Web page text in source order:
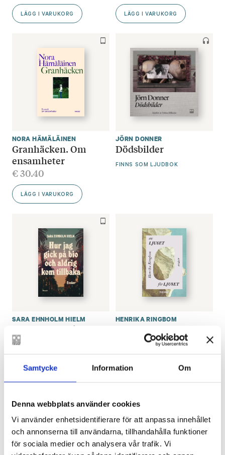
Samtycke Information Om
Denna webbplats använder cookies
Vi använder enhetsidentifierare för att anpassa innehållet
och annonserna till användarna, tillhandahålla funktioner
för sociala medier och analysera vår trafik. Vi
LÄGG I VARUKORG LÄGG I VARUKORG
NORA HÄMÄLÄINEN
Granhäcken. Om
ensamheter
€30.40
LÄGG I VARUKORG
JÖRN DONNER
Dödsbilder
FINNS SOM LJUDBOK
SARA EHNHOLM HIELM
Hur jag gick på bio
och aldrig kom
30.40
HENRIKA RINGBOM
30.40